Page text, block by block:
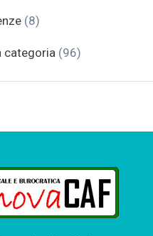
(8)
categoria (96)